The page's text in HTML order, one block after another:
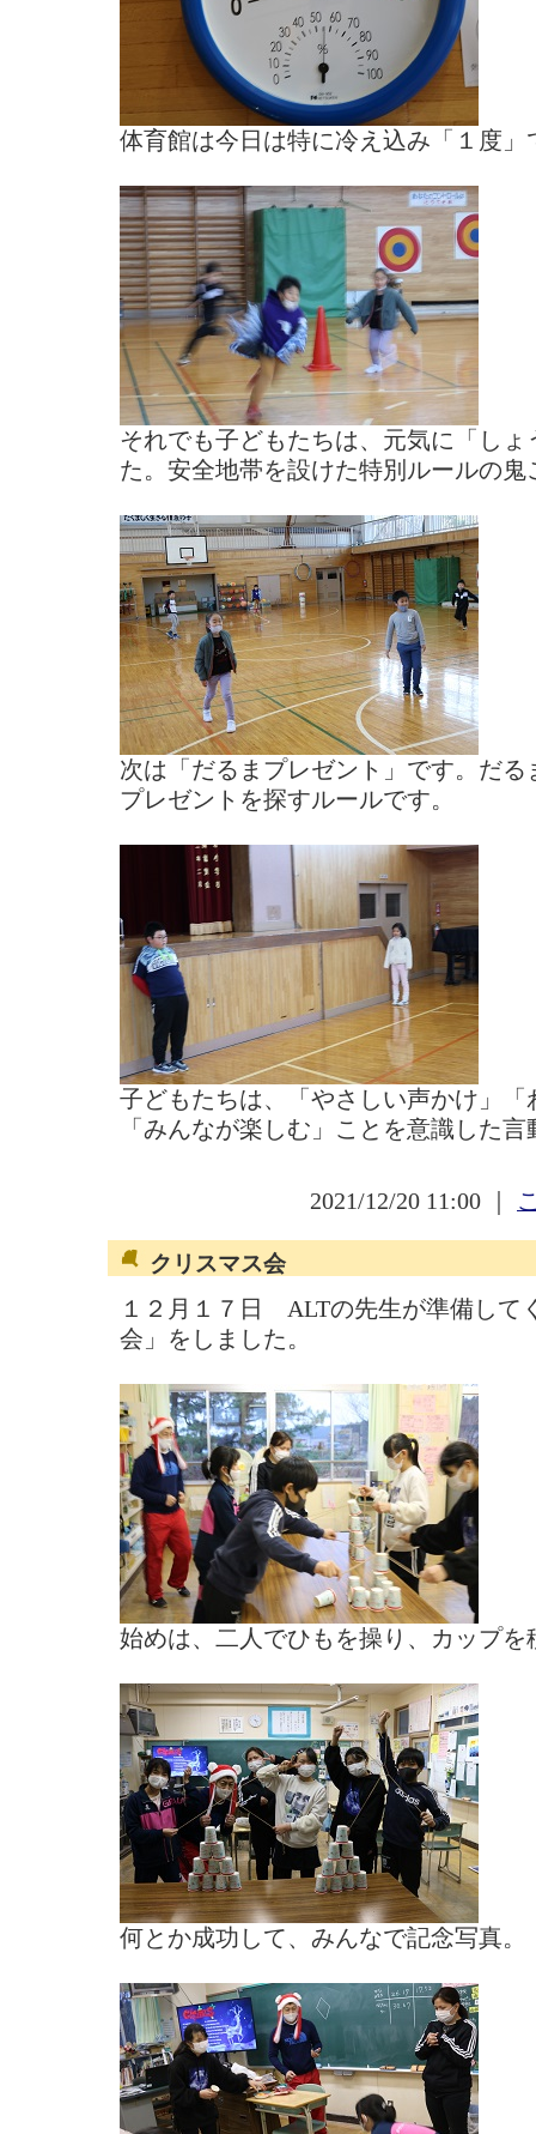
体育館は今日は特に冷え込み「１度」
それでも子どもたちは、元気に「し
た。安全地帯を設けた特別ルールの鬼
次は「だるまプレゼント」です。だ
プレゼントを探すルールです。
子どもたちは、「やさしい声かけ」
「みんなが楽しむ」ことを意識した
2021/12/20 11:00 ｜
クリスマス会
１２月１７日 ALTの先生が準備して
会」をしました。
始めは、二人でひもを操り、カップ
何とか成功して、みんなで記念写真。